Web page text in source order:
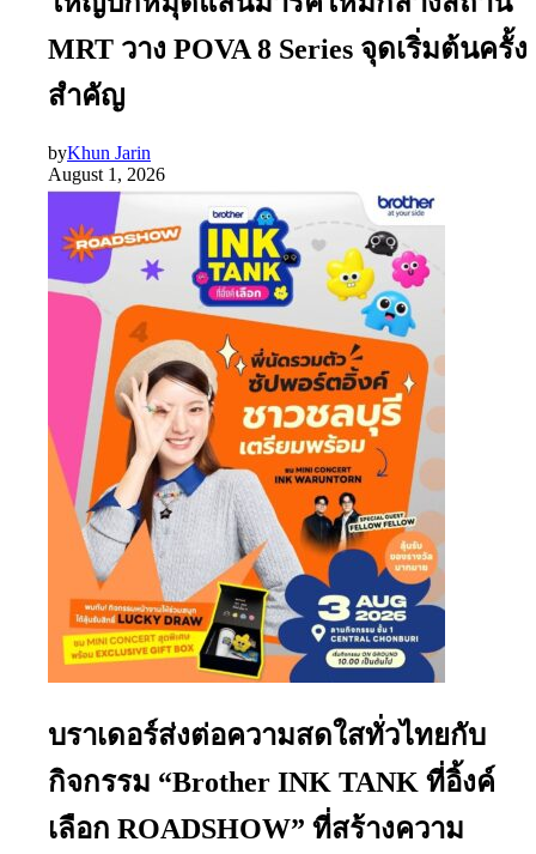
MRT วาง POVA 8 Series จุดเริ่มต้นครั้ง
สำคัญ
byKhun Jarin
August 1, 2026
บราเดอร์ส่งต่อความสดใสทั่วไทยกับ
กิจกรรม “Brother INK TANK ที่อิ้งค์
เลือก ROADSHOW” ที่สร้างความ